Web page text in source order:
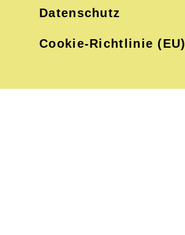
Datenschutz
Cookie-Richtlinie (EU)